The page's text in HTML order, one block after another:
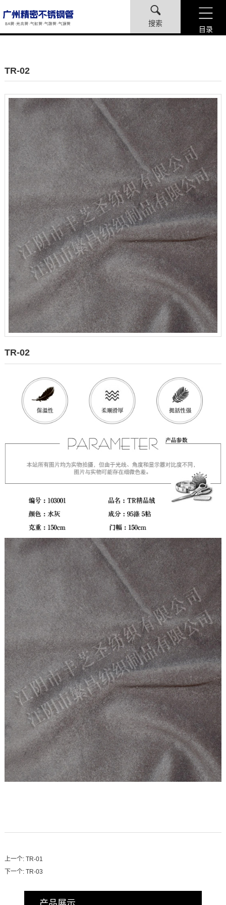
搜索
目录
TR-02
TR-02
上一个: TR-01
下一个: TR-03